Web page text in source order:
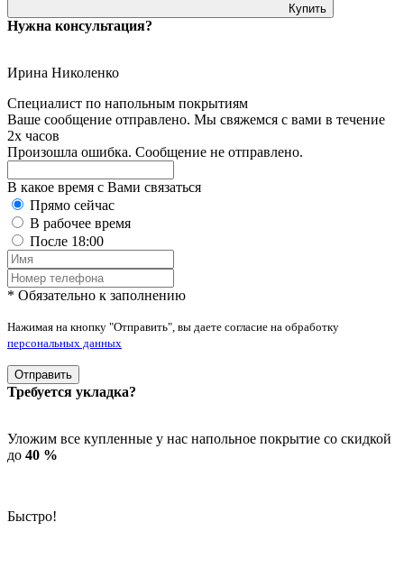
Купить
Нужна консультация?
Ирина Николенко
Специалист по напольным покрытиям
Ваше сообщение отправлено. Мы свяжемся с вами в течение
2х часов
Произошла ошибка. Сообщение не отправлено.
В какое время с Вами связаться
Прямо сейчас
В рабочее время
После 18:00
* Обязательно к заполнению
Нажимая на кнопку "Отправить", вы даете согласие на обработку
персональных данных
Отправить
Требуется укладка?
Уложим все купленные у нас напольное покрытие со скидкой
до 40 %
Быстро!